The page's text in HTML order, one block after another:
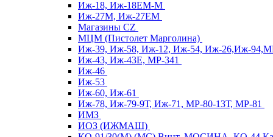
Иж-18, Иж-18ЕМ-М
Иж-27М, Иж-27ЕМ
Магазины CZ
МЦМ (Пистолет Марголина)
Иж-39, Иж-58, Иж-12, Иж-54, Иж-26,Иж-
Иж-43, Иж-43Е, МР-341
Иж-46
Иж-53
Иж-60, Иж-61
Иж-78, Иж-79-9Т, Иж-71, МР-80-13Т, МР-81
ИМЗ
ИОЗ (ИЖМАШ)